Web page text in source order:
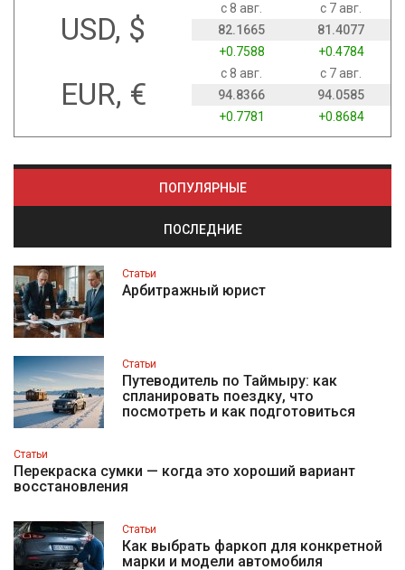
USD, $
с 8 авг.
с 7 авг.
82.1665
81.4077
+0.7588
+0.4784
EUR, €
с 8 авг.
с 7 авг.
94.8366
94.0585
+0.7781
+0.8684
ПОПУЛЯРНЫЕ
ПОСЛЕДНИЕ
Статьи
Арбитражный юрист
Статьи
Путеводитель по Таймыру: как
спланировать поездку, что
посмотреть и как подготовиться
Статьи
Перекраска сумки — когда это хороший вариант
восстановления
Статьи
Как выбрать фаркоп для конкретной
марки и модели автомобиля